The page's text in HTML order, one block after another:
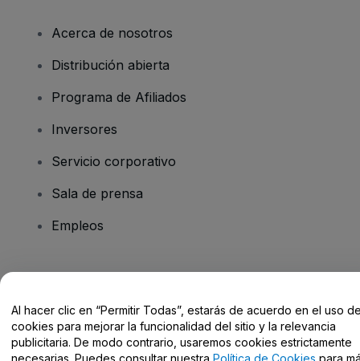
Acerca de nosotros
Distribución abierta
Programa de Afiliados
Inversores
Servicio corporativo
Sala de prensa
Empleos
Centro de Ayuda / Contacto
Al hacer clic en “Permitir Todas”, estarás de acuerdo en el uso
cookies para mejorar la funcionalidad del sitio y la relevancia
publicitaria. De modo contrario, usaremos cookies estrictamente
necesarias. Puedes consultar nuestra Política de Cookies para